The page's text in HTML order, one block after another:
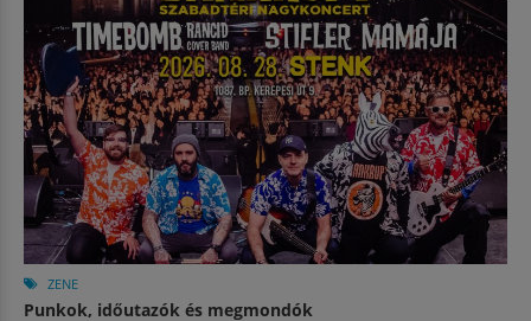
ZENE
Punkok, időutazók és megmondók